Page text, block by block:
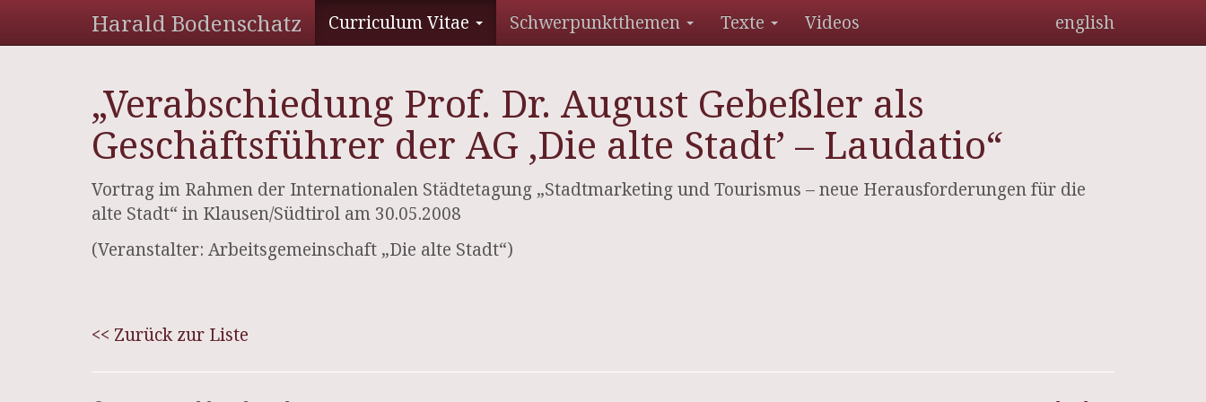
Harald Bodenschatz Curriculum Vitae Schwerpunktthemen Texte Videos english
„Verabschiedung Prof. Dr. August Gebeßler als
Geschäftsführer der AG ‚Die alte Stadt’ – Laudatio“
Vortrag im Rahmen der Internationalen Städtetagung „Stadtmarketing und Tourismus – neue Herausforderungen für die
alte Stadt“ in Klausen/Südtirol am 30.05.2008
(Veranstalter: Arbeitsgemeinschaft „Die alte Stadt“)
<< Zurück zur Liste